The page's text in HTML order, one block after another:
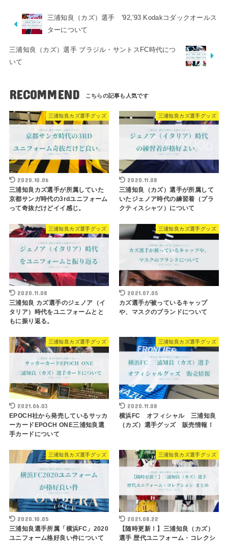
三浦知良（カズ）選手 '92,'93 Kodakコダックオールス
ターについて
三浦知良（カズ）選手 ブラジル・サントスFC時代につ
いて
RECOMMEND
三浦知良カズ選手グッズ
2020.10.06
三浦知良カズ選手が所属していた
京都サンガ時代の3rdユニフォーム
って奇抜だけどイイ感じ。
三浦知良カズ選手グッズ
2020.11.08
三浦知良（カズ）選手が所属して
いたジェノア時代の練習着（プラ
クティスシャツ）について
三浦知良カズ選手グッズ
2020.11.08
三浦知良 カズ選手のジェノア（イ
タリア）時代をユニフォームとと
もに振り返る。
三浦知良カズ選手グッズ
2021.07.05
カズ選手が被っているキャップ
や、マスクのブランドについて
三浦知良カズ選手グッズ
2021.06.03
EPOCH社から発売しているサッカ
ーカードEPOCH ONE三浦知良選
手カードについて
三浦知良カズ選手グッズ
2020.11.08
横浜FC オフィシャル 三浦知良
（カズ）選手グッズ 販売情報！
三浦知良カズ選手グッズ
2020.10.05
三浦知良選手所属「横浜FC」2020
ユニフォーム格好良い件について
三浦知良カズ選手グッズ
2021.08.22
【随時更新！】三浦知良（カズ）
選手 歴代ユニフォーム・コレクシ